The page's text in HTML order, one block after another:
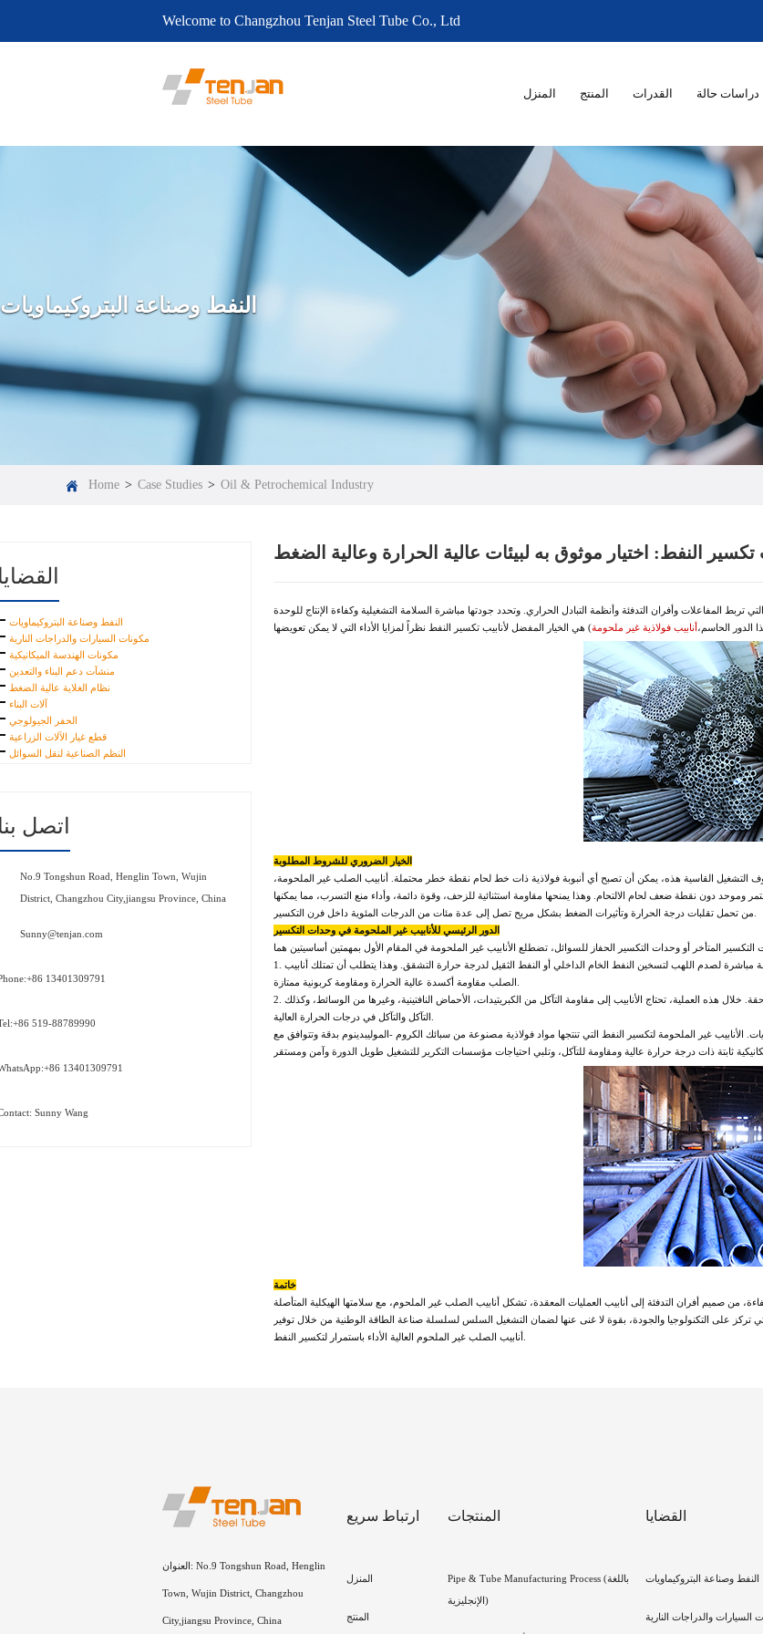
Welcome to Changzhou Tenjan Steel Tube Co., Ltd
المنزل المنتج القدرات دراسات حالة
النفط وصناعة البتروكيماويات
Home > Case Studies > Oil & Petrochemical Industry
النفط وصناعة البتروكيماويات
مكونات السيارات والدراجات النارية
مكونات الهندسة الميكانيكية
منشآت دعم البناء والتعدين
نظام الغلاية عالية الضغط
آلات البناء
الحفر الجيولوجي
قطع غيار الآلات الزراعية
النظم الصناعية لنقل السوائل
اتصل
No.9 Tongshun Road, Henglin Town, Wujin
District, Changzhou City,jiangsu Province, China
Sunny@tenjan.com
13401309791
519-88789990
13401309791
Sunny Wang
النفط: اختيار موثوق به لبيئات عالية الحرارة وعالية الضغط
تربط المفاعلات وأفران التدفئة وأنظمة التبادل الحراري. وتحدد جودتها مباشرة السلامة التشغيلية وكفاءة الإنتاج للوحدة
الدور الحاسم،أنابيب فولاذية غير ملحومة
الخيار الضروري للشروط المطلوبة
القاسية هذه، يمكن أن تصبح أي أنبوبة فولاذية ذات خط لحام نقطة خطر محتملة. أنابيب الصلب غير الملحومة،
وموحد دون نقطة ضعف لحام الالتحام. وهذا يمنحها مقاومة استثنائية للزحف، وقوة دائمة، وأداء منع التسرب، مما يمكنها
الدور الرئيسي للأنابيب غير الملحومة في وحدات التكسير
1. تطبيقات أنابيب الأفران: في أفران التسخين، تعمل الأنابيب غير الملحمة كأنابيب أفران، معرضة مباشرة لصدم اللهب لتسخين النفط الخام الداخلي أو النفط الثقيل لدرجة حرارة التشقق. وهذا يتطلب أن تمتلك أنابيب
2. خطوط النقل: باعتبارها أنابيب ربط، فإنها تنقل مخاليط الغاز النفطي عالية الحرارة إلى النظم اللاحقة. خلال هذه العملية، تحتاج الأنابيب إلى مقاومة التآكل من الكبريتيدات، الأحماض النافتينية، وغيرها من الوسائط، وكذلك
الأنابيب غير الملحومة لتكسير النفط التي تنتجها مواد فولاذية مصنوعة من سبائك الكروم -الموليبدينوم بدقة وتتوافق مع
خاتمة
من صميم أفران التدفئة إلى أنابيب العمليات المعقدة، تشكل أنابيب الصلب غير الملحوم، مع سلامتها الهيكلية المتأصلة
على التكنولوجيا والجودة، بقوة لا غنى عنها لضمان التشغيل السلس لسلسلة صناعة الطاقة الوطنية من خلال توفير
العنوان: No.9 Tongshun Road, Henglin
Town, Wujin District, Changzhou
City,jiangsu Province, China
ارتباط سريع
المنزل
المنتج
المنتجات
Pipe & Tube Manufacturing Process (باللغة
الإنجليزية)
القضايا
النفط وصناعة البتروكيماويات
السيارات والدراجات النارية